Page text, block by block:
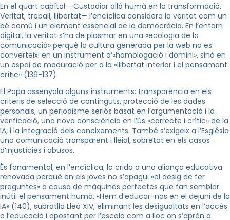
En el quart capítol —Custodiar allò humà en la transformació.
Veritat, treball, llibertat— l’encíclica considera la veritat com un
bé comú i un element essencial de la democràcia. En l’entorn
digital, la veritat s’ha de plasmar en una «ecologia de la
comunicació» perquè la cultura generada per la web no es
converteixi en un instrument d’«homologació i domini», sinó en
un espai de maduració per a la «llibertat interior i el pensament
crític» (136-137).
El Papa assenyala alguns instruments: transparència en els
criteris de selecció de continguts, protecció de les dades
personals, un periodisme seriós basat en l’argumentació i la
verificació, una nova consciència en l’ús «correcte i crític» de la
IA, i la integració dels coneixements. També s’exigeix a l’Església
una comunicació transparent i lleial, sobretot en els casos
d’injustícies i abusos.
És fonamental, en l’encíclica, la crida a una aliança educativa
renovada perquè en els joves no s’apagui «el desig de fer
preguntes» a causa de màquines perfectes que fan semblar
inútil el pensament humà. «Hem d’educar-nos en el dejuni de la
IA» (140), subratlla Lleó XIV, eliminant les desigualtats en l’accés
a l’educació i apostant per l’escola com a lloc on s’aprèn a